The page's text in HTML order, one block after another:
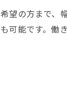
望の方まで、
可能です。働